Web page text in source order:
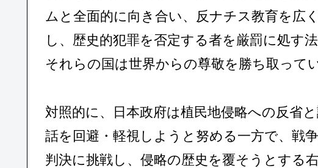
ムと全面的に向き合い、反ナチス教育を広
し、歴史的犯罪を否定する者を厳罰に処す
それらの国は世界からの尊敬を勝ち取ってい
対照的に、日本政府は植民地侵略への反省
話を回避・軽視しようと努める一方で、戦
判決に挑戦し、侵略の歴史を覆そうとする